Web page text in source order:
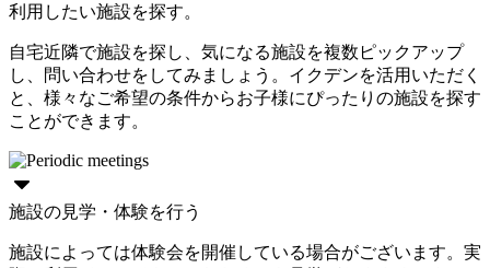
利用したい施設を探す。
自宅近隣で施設を探し、気になる施設を複数ピックアップ
し、問い合わせをしてみましょう。イクデンを活用いただく
と、様々なご希望の条件からお子様にぴったりの施設を探す
ことができます。
施設の見学・体験を行う
施設によっては体験会を開催している場合がございます。実